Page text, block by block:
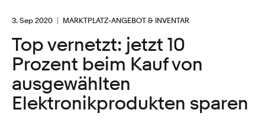
3. Sep 2020 MARKTPLATZ-ANGEBOT & INVENTAR
Top vernetzt: jetzt 10
Prozent beim Kauf von
ausgewählten
Elektronikprodukten sparen